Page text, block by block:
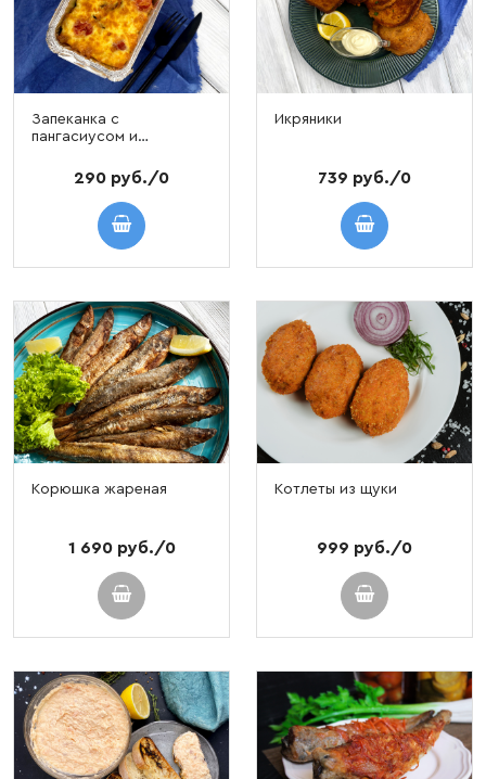
Запеканка с
пангасиусом и
290 руб./0
Икряники
739 руб./0
Корюшка жареная
1 690 руб./0
Котлеты из щуки
999 руб./0